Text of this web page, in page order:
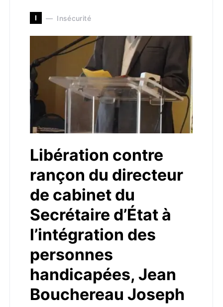
I Insécurité
Libération contre
rançon du directeur
de cabinet du
Secrétaire d’État à
l’intégration des
personnes
handicapées, Jean
Bouchereau Joseph